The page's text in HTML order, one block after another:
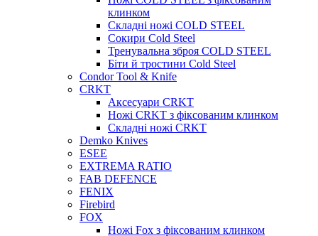
клинком
Складні ножі COLD STEEL
Сокири Cold Steel
Тренувальна зброя COLD STEEL
Біти й тростини Cold Steel
Condor Tool & Knife
CRKT
Аксесуари CRKT
Ножі CRKT з фіксованим клинком
Складні ножі CRKT
Demko Knives
ESEE
EXTREMA RATIO
FAB DEFENCE
FENIX
Firebird
FOX
Ножі Fox з фіксованим клинком